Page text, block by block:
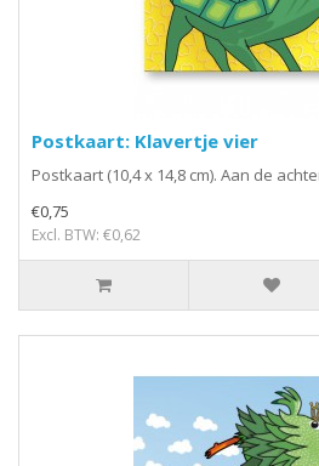
Postkaart: Klavertje vier
Postkaart (10,4 x 14,8 cm). Aan de
€0,75
Excl. BTW: €0,62